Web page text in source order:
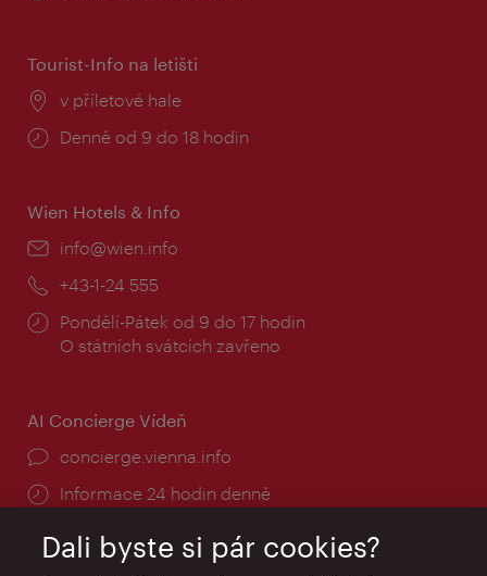
Tourist-Info na letišti
Místo:
v příletové hale
Provozní
Denně od 9 do 18 hodin
Wien Hotels & Info
E-
info@wien.info
Telefon:
+43-1-24 555
Provozní
doba:
Pondělí-Pátek od 9 do 17 hodin
O státních svátcích zavřeno
AI Concierge Vídeň
concierge.vienna.info
Informace 24 hodin denně
Dali byste si pár cookies?